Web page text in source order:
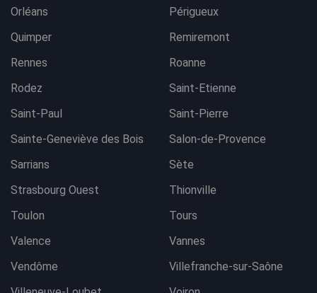
Orléans
Périgueux
Quimper
Remiremont
Rennes
Roanne
Rodez
Saint-Etienne
Saint-Paul
Saint-Pierre
Sainte-Geneviève des Bois
Salon-de-Provence
Sarrians
Sète
Strasbourg Ouest
Thionville
Toulon
Tours
Valence
Vannes
Vendôme
Villefranche-sur-Saône